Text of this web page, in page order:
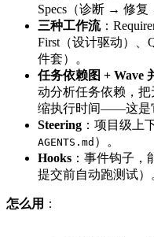
Specs（诊断 → 修复
三种工作流：
First（设计驱动）、
件套）。
任务依赖图 + Wave
动分析任务依赖，
缩执行时间——这是
Steering ：项目级上
AGENTS.md ）。
Hooks ：事件钩子
提交前自动跑测试）
怎么用 ：